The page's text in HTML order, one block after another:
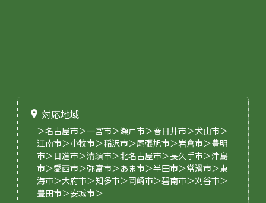
対応地域
＞名古屋市＞一宮市＞瀬戸市＞春日井市＞犬山市＞
江南市＞小牧市＞稲沢市＞尾張旭市＞岩倉市＞豊明
市＞日進市＞清須市＞北名古屋市＞長久手市＞津島
市＞愛西市＞弥富市＞あま市＞半田市＞常滑市＞東
海市＞大府市＞知多市＞岡崎市＞碧南市＞刈谷市＞
豊田市＞安城市＞